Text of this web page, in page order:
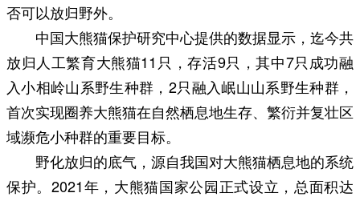
否可以放归野外。
中国大熊猫保护研究中心提供的数据显示，迄今共
放归人工繁育大熊猫11只，存活9只，其中7只成功融
入小相岭山系野生种群，2只融入岷山山系野生种群，
首次实现圈养大熊猫在自然栖息地生存、繁衍并复壮区
域濒危小种群的重要目标。
野化放归的底气，源自我国对大熊猫栖息地的系统
保护。2021年，大熊猫国家公园正式设立，总面积达